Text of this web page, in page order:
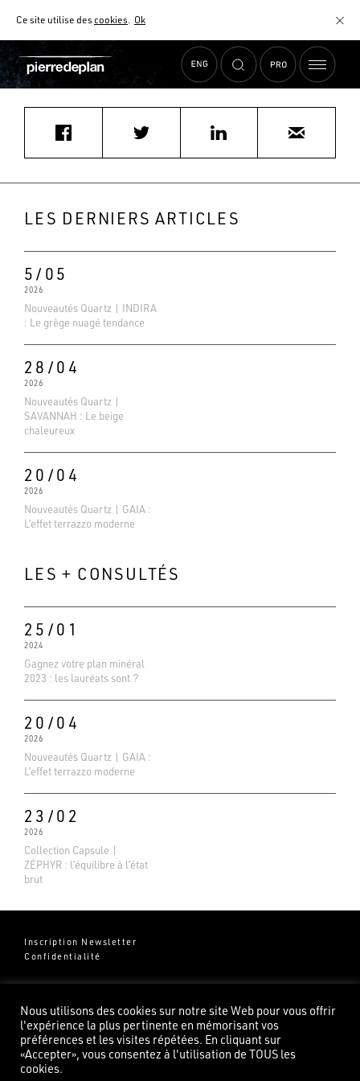
Ce site utilise descookies. Ok
AIDE AU CHOIX
Accueil Actualités julie.mazel@gmail.com
LES DERNIERS ARTICLES
5/05
2026
Nouveautés Quartz | INDIRA
: Le grège nuagé tendance
28/04
2026
Nouveautés Quartz |
SAVANNAH : Le beige
chaleureux
20/04
2026
Nouveautés Quartz | GAIA :
L’effet terrazzo moderne
LES + CONSULTÉS
25/01
2024
Gagnez votre plan minéral
2023 : les lauréats sont ?
20/04
2026
Nouveautés Quartz | GAIA :
L’effet terrazzo moderne
23/02
2026
Collection Capsule |
ZÉPHYR : l’équilibre à l’état
brut
Inscription Newsletter
Confidentialité
Groupe Pierredeplan
82100 Castelsarrasin
Basé sur 138 avis
Nous utilisons des cookies sur notre site Web pour vous offrir
l'expérience la plus pertinente en mémorisant vos
préférences et les visites répétées. En cliquant sur
«Accepter», vous consentez à l'utilisation de TOUS les
cookies.